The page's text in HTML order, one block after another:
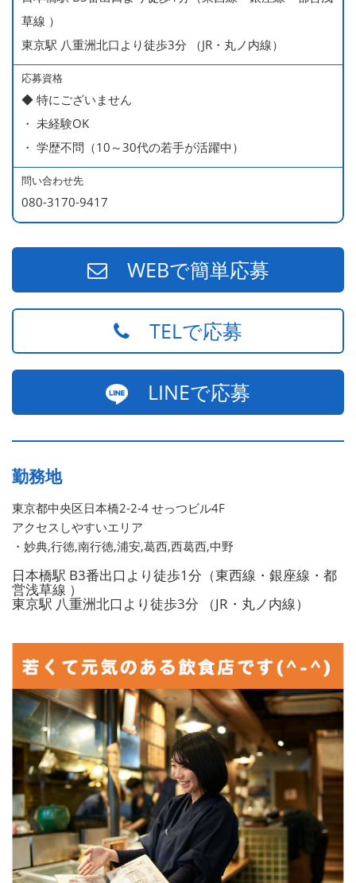
450万円／社員（20代・入社1年目・入籍予定のパートナ
ー持ち）
490万円／店長代理（20代・入社2年目・入社後に結婚。
ラブラブな新婚さん）
540万円／店長（20代・入社3年目・ 育休取得して、更に
やる気MAXの2児のお父さん）
670万円／統括店長（30代・入社7年目・中学生の長男筆
頭に3人の子供を持つ一家の大黒柱）
草線 ）
東京駅 八重洲北口より徒歩3分 （JR・丸ノ内線）
応募資格
◆ 特にございません
・ 未経験OK
・ 学歴不問（10～30代の若手が活躍中）
問い合わせ先
080-3170-9417
WEBで簡単応募
TELで応募
LINEで応募
勤務地
東京都中央区日本橋2-2-4 せっつビル4F
アクセスしやすいエリア
・妙典,行徳,南行徳,浦安,葛西,西葛西,中野
日本橋駅 B3番出口より徒歩1分（東西線・銀座線・都
営浅草線 ）
東京駅 八重洲北口より徒歩3分 （JR・丸ノ内線）